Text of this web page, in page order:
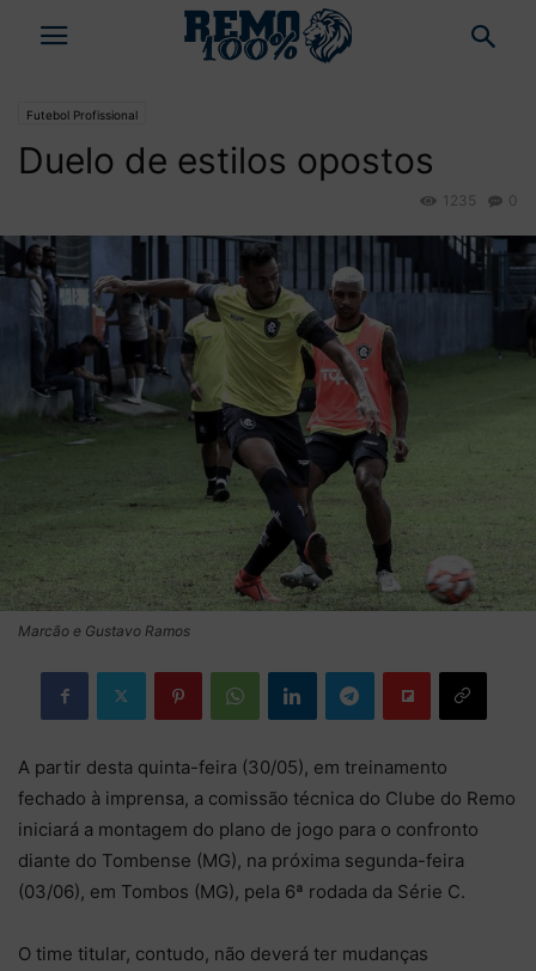
Futebol Profissional
Duelo de estilos opostos
0
1235
Marcão e Gustavo Ramos
A partir desta quinta-feira (30/05), em treinamento
fechado à imprensa, a comissão técnica do Clube do Remo
iniciará a montagem do plano de jogo para o confronto
diante do Tombense (MG), na próxima segunda-feira
(03/06), em Tombos (MG), pela 6ª rodada da Série C.
O time titular, contudo, não deverá ter mudanças